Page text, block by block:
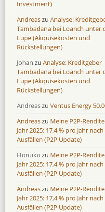
Moncera
8,0 %
Monestro
9,1 %
Neo Finance
Omaraha
16,4 %
Moncera
11,1 %
Monestro
>1000%
Neo Finance
Omaraha
18,0 %
Investment)
Andreaszu Analyse:
Tambadana bei Loanch unter
Lupe (Akquisekosten und
Rückstellungen)
Johan zu Analyse: Kreditgeber
Tambadana bei Loanch unter
Lupe (Akquisekosten und
Rückstellungen)
Andreaszu Ventus Energy
Andreaszu Meine P2P-
Jahr 2025: 17,4 % pro Jahr nach
Ausfällen (P2P Update)
Honuko zu Meine P2P-
Jahr 2025: 17,4 % pro Jahr nach
Ausfällen (P2P Update)
Andreaszu Meine P2P-
Jahr 2025: 17,4 % pro Jahr nach
Ausfällen (P2P Update)